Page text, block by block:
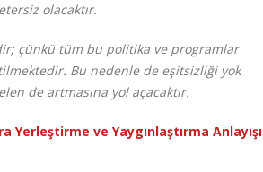
olacaktır.
çünkü tüm bu politika ve programlar
Bu nedenle de eşitsizliği yok
de artmasına yol açacaktır.
ve Yaygınlaştırma Anlayışı